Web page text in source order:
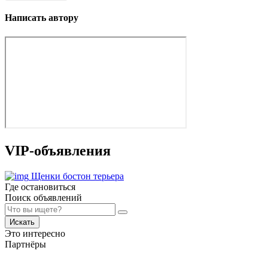
Написать автору
VIP-объявления
Щенки бостон терьера
Где остановиться
Поиск объявлений
Искать
Это интересно
Партнёры